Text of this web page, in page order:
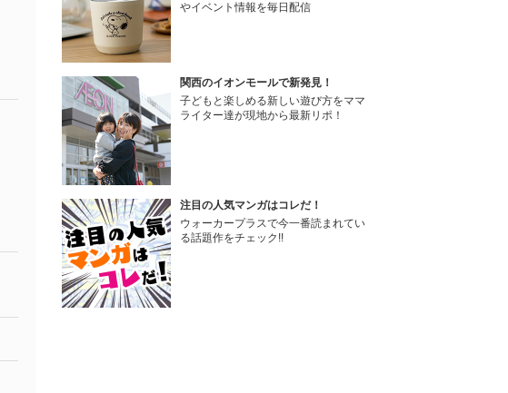
やイベント情報を毎日配信
関西のイオンモールで新発見！
子どもと楽しめる新しい遊び方をママ
ライター達が現地から最新リポ！
注目の人気マンガはコレだ！
ウォーカープラスで今一番読まれてい
る話題作をチェック!!